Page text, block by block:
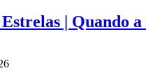
| Quando